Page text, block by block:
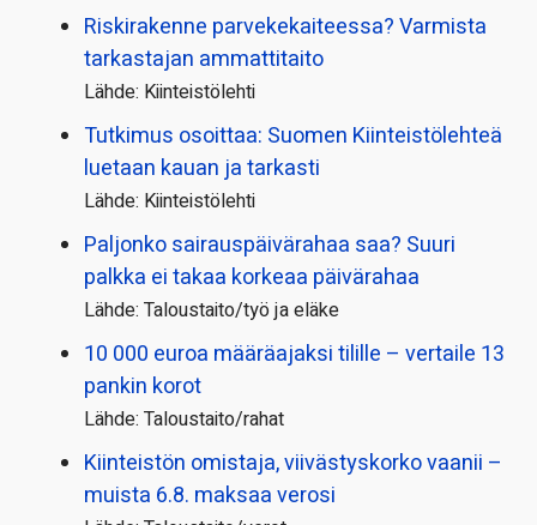
Riskirakenne parvekekaiteessa? Varmista
tarkastajan ammattitaito
Lähde: Kiinteistölehti
Tutkimus osoittaa: Suomen Kiinteistölehteä
luetaan kauan ja tarkasti
Lähde: Kiinteistölehti
Paljonko sairauspäivä­rahaa saa? Suuri
palkka ei takaa korkeaa päivärahaa
Lähde: Taloustaito/työ ja eläke
10 000 euroa määräajaksi tilille – vertaile 13
pankin korot
Lähde: Taloustaito/rahat
Kiinteistön omistaja, viivästyskorko vaanii –
muista 6.8. maksaa verosi